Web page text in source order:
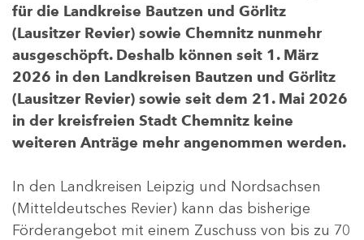
für die Landkreise Bautzen und Görlitz
(Lausitzer Revier) sowie Chemnitz nunmehr
ausgeschöpft. Deshalb können seit 1. März
2026 in den Landkreisen Bautzen und Görlitz
(Lausitzer Revier) sowie seit dem 21. Mai 2026
in der kreisfreien Stadt Chemnitz keine
weiteren Anträge mehr angenommen werden.
In den Landkreisen Leipzig und Nordsachsen
(Mitteldeutsches Revier) kann das bisherige
Förderangebot mit einem Zuschuss von bis zu 70